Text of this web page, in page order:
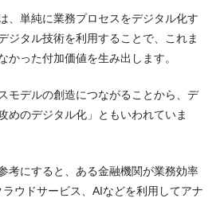
、単純に業務プロセスをデジタル化す
ジタル技術を利用することで、これま
かった付加価値を生み出します。
モデルの創造につながることから、デ
めのデジタル化」ともいわれていま
考にすると、ある金融機関が業務効率
ウドサービス、AIなどを利用してアナ